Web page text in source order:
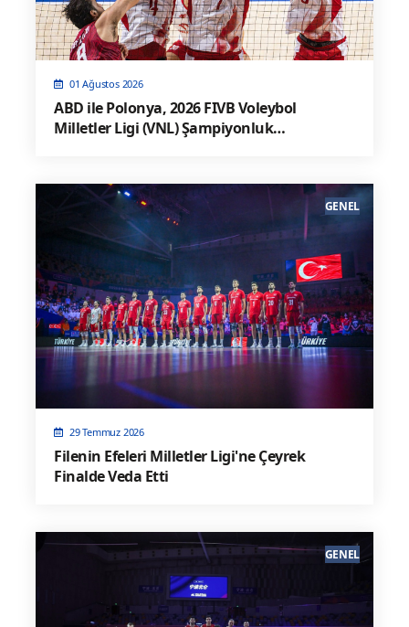
01 Ağustos 2026
ABD ile Polonya, 2026 FIVB Voleybol
Milletler Ligi (VNL) Şampiyonluk
29 Temmuz 2026
Filenin Efeleri Milletler Ligi'ne Çeyrek
Finalde Veda Etti
GENEL
GENEL